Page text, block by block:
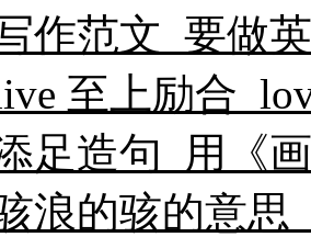
作范文_要做
至上励合
足造句_用《
浪的骇的意思